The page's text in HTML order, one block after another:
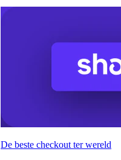
De beste checkout ter wereld